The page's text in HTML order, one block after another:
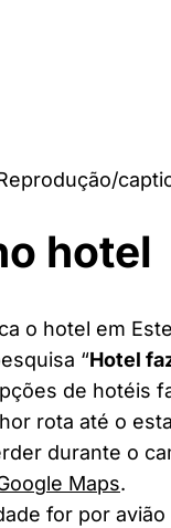
hotel
o hotel em
“Hotel
de hotéis
rota até o
durante o
Maps.
for por